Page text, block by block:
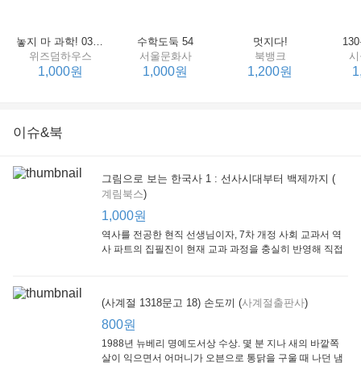
Little, Brown
1,000원
놓지 마 과학! 03 : 정신이 공룡에 정신 놓다
위즈덤하우스
1,000원
수학도둑 54
서울문화사
1,000원
멋지다!
북뱅크
1,200원
이슈&북
그림으로 보는 한국사 1 : 선사시대부터 백제까지 (
계림북스)
1,000원
역사를 전공한 현직 선생님이자, 7차 개정 사회 교과서 역
사 파트의 집필진이 현재 교과 과정을 충실히 반영해 직접
(사계절 1318문고 18) 손도끼 (사계절출판사)
800원
1988년 뉴베리 명예도서상 수상. 몇 분 지나 새의 바깥쪽
살이 익으면서 어머니가 오븐으로 통닭을 구울 때 나던 냄